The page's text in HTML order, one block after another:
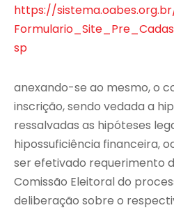
https://
sp
anexando-se ao mesmo, o
inscrição, sendo vedada a
ressalvadas as hipóteses
hipossuficiência financeira,
ser efetivado requerimento
Comissão Eleitoral do
deliberação sobre o